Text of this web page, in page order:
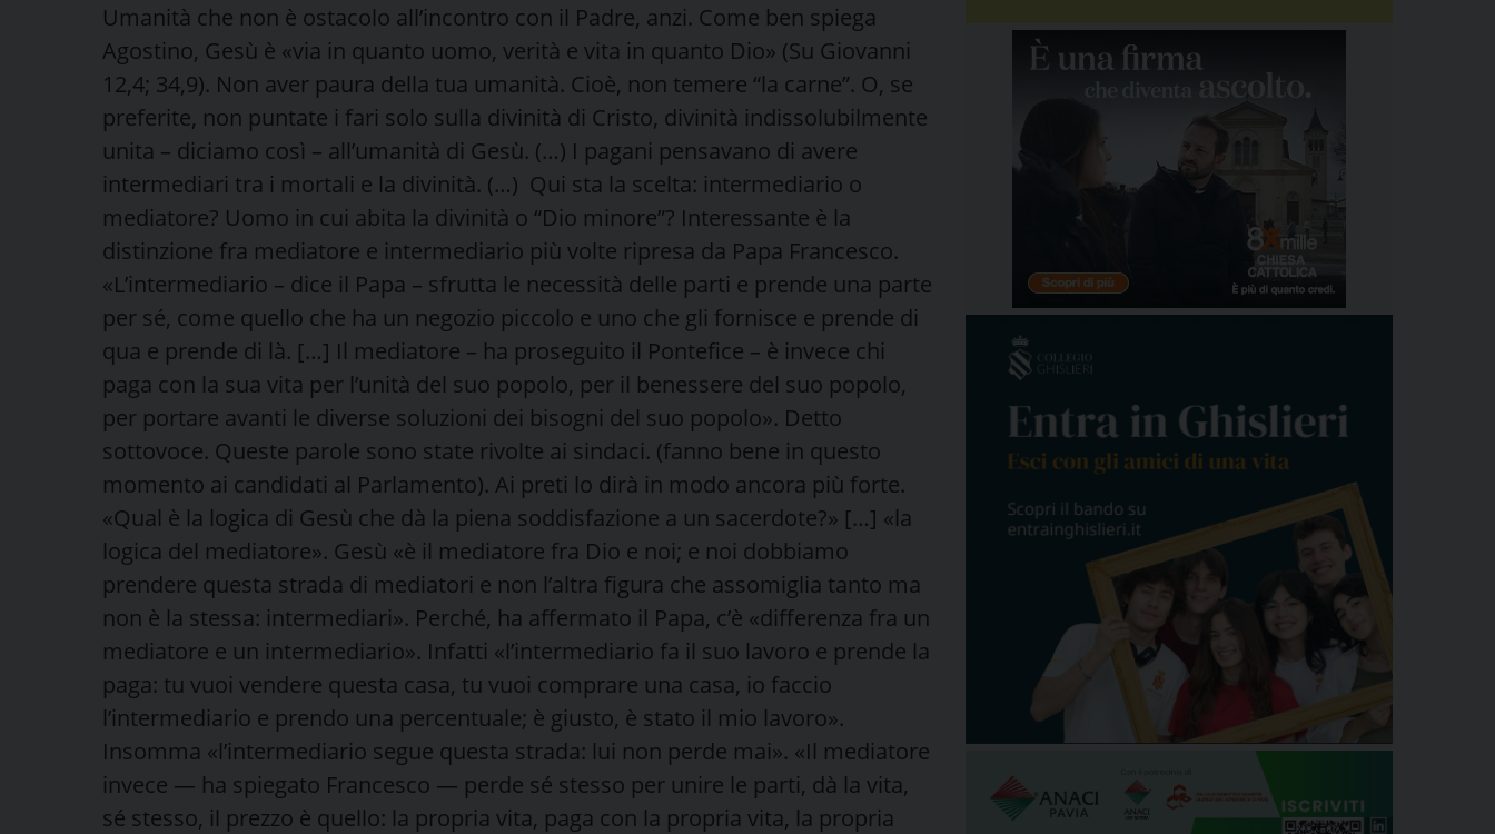
Umanità che non è ostacolo all’incontro con il Padre, anzi. Come ben spiega
Agostino, Gesù è «via in quanto uomo, verità e vita in quanto Dio» (Su Giovanni
12,4; 34,9). Non aver paura della tua umanità. Cioè, non temere “la carne”. O, se
preferite, non puntate i fari solo sulla divinità di Cristo, divinità indissolubilmente
unita – diciamo così – all’umanità di Gesù. (…) I pagani pensavano di avere
intermediari tra i mortali e la divinità. (…) Qui sta la scelta: intermediario o
mediatore? Uomo in cui abita la divinità o “Dio minore”? Interessante è la
distinzione fra mediatore e intermediario più volte ripresa da Papa Francesco.
«L’intermediario – dice il Papa – sfrutta le necessità delle parti e prende una parte
per sé, come quello che ha un negozio piccolo e uno che gli fornisce e prende di
qua e prende di là. […] Il mediatore – ha proseguito il Pontefice – è invece chi
paga con la sua vita per l’unità del suo popolo, per il benessere del suo popolo,
per portare avanti le diverse soluzioni dei bisogni del suo popolo». Detto
sottovoce. Queste parole sono state rivolte ai sindaci. (fanno bene in questo
momento ai candidati al Parlamento). Ai preti lo dirà in modo ancora più forte.
«Qual è la logica di Gesù che dà la piena soddisfazione a un sacerdote?» […] «la
logica del mediatore». Gesù «è il mediatore fra Dio e noi; e noi dobbiamo
prendere questa strada di mediatori e non l’altra figura che assomiglia tanto ma
non è la stessa: intermediari». Perché, ha affermato il Papa, c’è «differenza fra un
mediatore e un intermediario». Infatti «l’intermediario fa il suo lavoro e prende la
paga: tu vuoi vendere questa casa, tu vuoi comprare una casa, io faccio
l’intermediario e prendo una percentuale; è giusto, è stato il mio lavoro».
Insomma «l’intermediario segue questa strada: lui non perde mai». «Il mediatore
invece — ha spiegato Francesco — perde sé stesso per unire le parti, dà la vita,
sé stesso, il prezzo è quello: la propria vita, paga con la propria vita, la propria